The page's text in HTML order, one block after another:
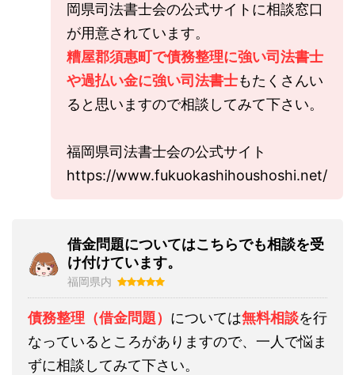
岡県司法書士会の公式サイトに相談窓口
が用意されています。
糟屋郡須惠町で債務整理に強い司法書士
や過払い金に強い司法書士もたくさんい
ると思いますので相談してみて下さい。
福岡県司法書士会の公式サイト
https://www.fukuokashihoushoshi.net/
借金問題についてはこちらでも相談を受
け付けています。
福岡県内
債務整理（借金問題） については無料相談を行
なっているところがありますので、一人で悩ま
ずに相談してみて下さい。